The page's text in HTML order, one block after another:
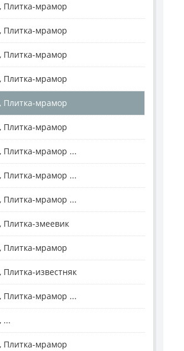
Плитка-мрамор
Плитка-мрамор
Плитка-мрамор
Плитка-мрамор
Плитка-мрамор
Плитка-мрамор
Плитка-мрамор ...
Плитка-мрамор ...
Плитка-мрамор ...
змеевик
Плитка-мрамор
известняк
Плитка-мрамор ...
...
Плитка-мрамор